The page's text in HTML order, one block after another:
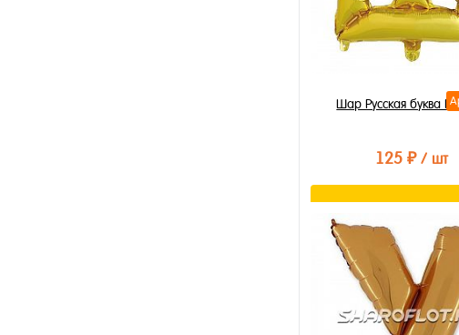
Шар Русская буква
125 ₽/ шт
Купить в 1 клик
В избранное
В наличии